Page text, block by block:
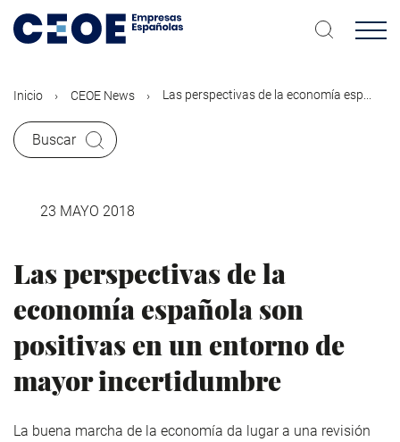
contenido
Inicio CEOE News Las perspectivas de la economía esp...
Buscar
23 MAYO 2018
Las perspectivas de la
economía española son
positivas en un entorno de
mayor incertidumbre
La buena marcha de la economía da lugar a una revisión